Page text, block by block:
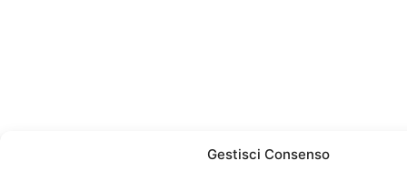
Gestisci Consenso